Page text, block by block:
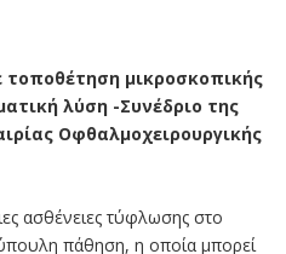
μικροσκοπικής
λύση -Συνέδριο της
Οφθαλμοχειρουργικής
ασθένειες τύφλωσης στο
πάθηση, η οποία μπορεί